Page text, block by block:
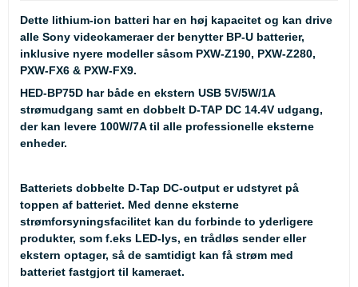
Dette lithium-ion batteri har en høj kapacitet og kan drive
alle Sony videokameraer der benytter BP-U batterier,
inklusive nyere modeller såsom PXW-Z190, PXW-Z280,
PXW-FX6 & PXW-FX9.
HED-BP75D har både en ekstern USB 5V/5W/1A
strømudgang samt en dobbelt D-TAP DC 14.4V udgang,
der kan levere 100W/7A til alle professionelle eksterne
enheder.
Batteriets dobbelte D-Tap DC-output er udstyret på
toppen af batteriet. Med denne eksterne
strømforsyningsfacilitet kan du forbinde to yderligere
produkter, som f.eks LED-lys, en trådløs sender eller
ekstern optager, så de samtidigt kan få strøm med
batteriet fastgjort til kameraet.